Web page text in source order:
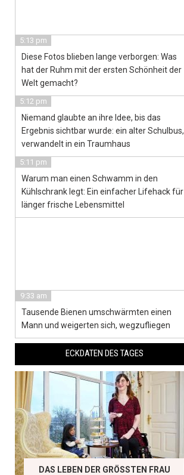
5:13 pm
Diese Fotos blieben lange verborgen: Was
hat der Ruhm mit der ersten Schönheit der
Welt gemacht?
5:12 pm
Niemand glaubte an ihre Idee, bis das
Ergebnis sichtbar wurde: ein alter Schulbus,
verwandelt in ein Traumhaus
5:11 pm
Warum man einen Schwamm in den
Kühlschrank legt: Ein einfacher Lifehack für
länger frische Lebensmittel
9:33 am
Tausende Bienen umschwärmten einen
Mann und weigerten sich, wegzufliegen
ECKDATEN DES TAGES
DAS LEBEN DER GRÖSSTEN FRAU D